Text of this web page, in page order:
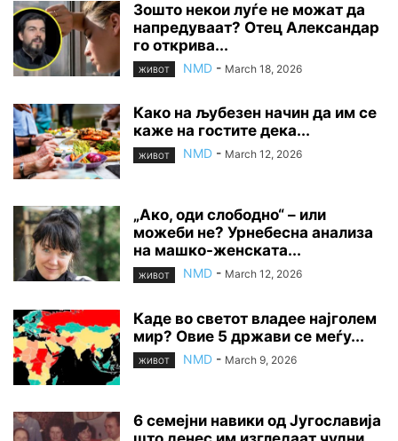
Зошто некои луѓе не можат да
напредуваат? Отец Александар
го открива...
ЖИВОТ NMD - March 18, 2026
Како на љубезен начин да им се
каже на гостите дека...
ЖИВОТ NMD - March 12, 2026
„Ако, оди слободно“ – или
можеби не? Урнебесна анализа
на машко-женската...
ЖИВОТ NMD - March 12, 2026
Каде во светот владее најголем
мир? Овие 5 држави се меѓу...
ЖИВОТ NMD - March 9, 2026
6 семејни навики од Југославија